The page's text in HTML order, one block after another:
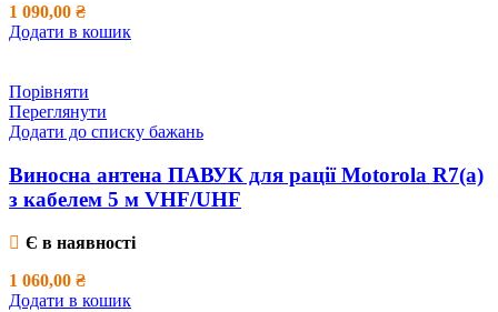
1 090,00 ₴
Додати в кошик
Порівняти
Переглянути
Додати до списку бажань
Виносна антена ПАВУК для рації Motorola R7(a)
з кабелем 5 м VHF/UHF
Є в наявності
1 060,00 ₴
Додати в кошик